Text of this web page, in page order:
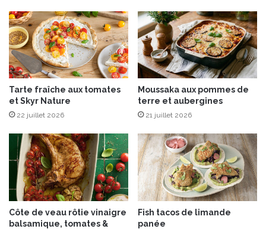
Tarte fraîche aux tomates
et Skyr Nature
22 juillet 2026
Moussaka aux pommes de
terre et aubergines
21 juillet 2026
Côte de veau rôtie vinaigre
balsamique, tomates &
Fish tacos de limande
panée